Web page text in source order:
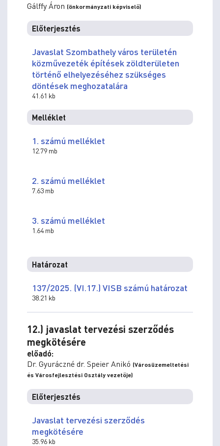
Gálffy Áron (önkormányzati képviselő)
Előterjesztés
Javaslat Szombathely város területén
közművezeték építések zöldterületen
történő elhelyezéséhez szükséges
döntések meghozatalára
41.61 kb
Melléklet
1. számú melléklet
12.79 mb
2. számú melléklet
7.63 mb
3. számú melléklet
1.64 mb
Határozat
137/2025. (VI.17.) VISB számú határozat
38.21 kb
12.) javaslat tervezési szerződés
megkötésére
előadó:
Dr. Gyuráczné dr. Speier Anikó (Városüzemeltetési
és Városfejlesztési Osztály vezetője)
Előterjesztés
Javaslat tervezési szerződés
megkötésére
35.96 kb